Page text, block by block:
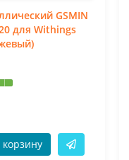
GSMIN
для Withings
корзину